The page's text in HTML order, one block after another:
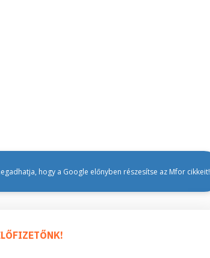
hogy a Google előnyben részesítse az Mfor cikkeit!